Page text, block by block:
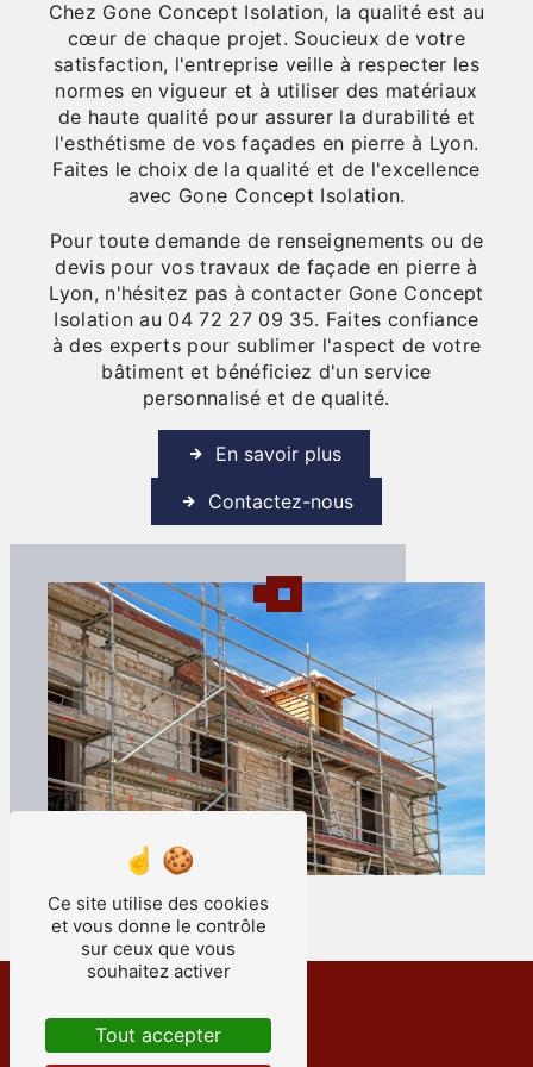
Chez Gone Concept Isolation, la qualité est au
cœur de chaque projet. Soucieux de votre
satisfaction, l'entreprise veille à respecter les
normes en vigueur et à utiliser des matériaux
de haute qualité pour assurer la durabilité et
l'esthétisme de vos façades en pierre à Lyon.
Faites le choix de la qualité et de l'excellence
avec Gone Concept Isolation.
Pour toute demande de renseignements ou de
devis pour vos travaux de façade en pierre à
Lyon, n'hésitez pas à contacter Gone Concept
Isolation au 04 72 27 09 35. Faites confiance
à des experts pour sublimer l'aspect de votre
bâtiment et bénéficiez d'un service
personnalisé et de qualité.
En savoir plus
Contactez-nous
Ce site utilise des cookies
et vous donne le contrôle
sur ceux que vous
souhaitez activer
Tout accepter